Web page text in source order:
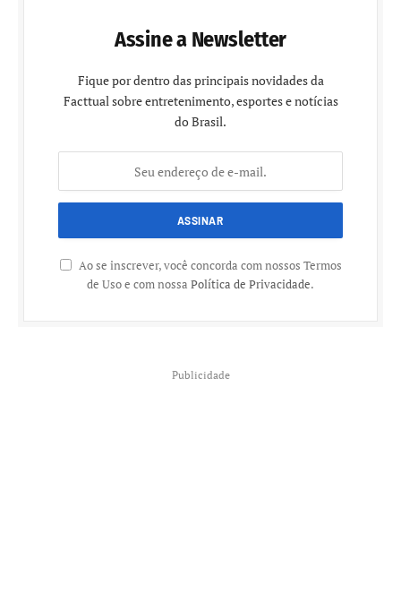
Assine a Newsletter
Fique por dentro das principais novidades da
Facttual sobre entretenimento, esportes e notícias
do Brasil.
Ao se inscrever, você concorda com nossos Termos
de Uso e com nossa Política de Privacidade.
Publicidade